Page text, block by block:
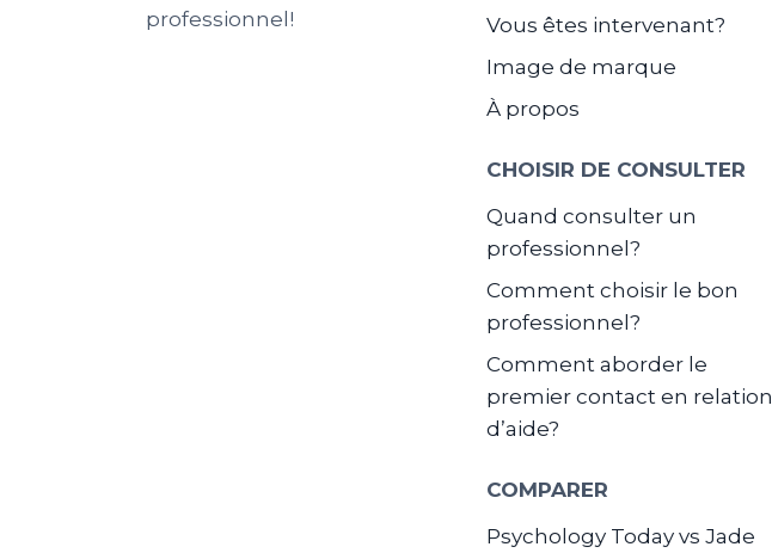
professionnel!
Vous êtes intervenant?
Image de marque
À propos
CHOISIR DE CONSULTER
Quand consulter un
professionnel?
Comment choisir le bon
professionnel?
Comment aborder le
premier contact en relation
d’aide?
COMPARER
Psychology Today vs Jade